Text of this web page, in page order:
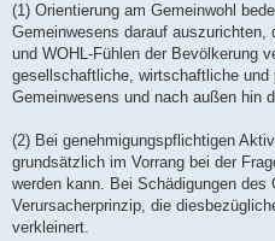
(1) Orientierung am Gemeinwohl
Gemeinwesens darauf
und WOHL-Fühlen der Bevölkerung
gesellschaftliche, wirtschaftliche und
Gemeinwesens und nach außen hin
(2) Bei genehmigungspflichtigen
grundsätzlich im Vorrang bei der
werden kann. Bei Schädigungen des
Verursacherprinzip, die
verkleinert.